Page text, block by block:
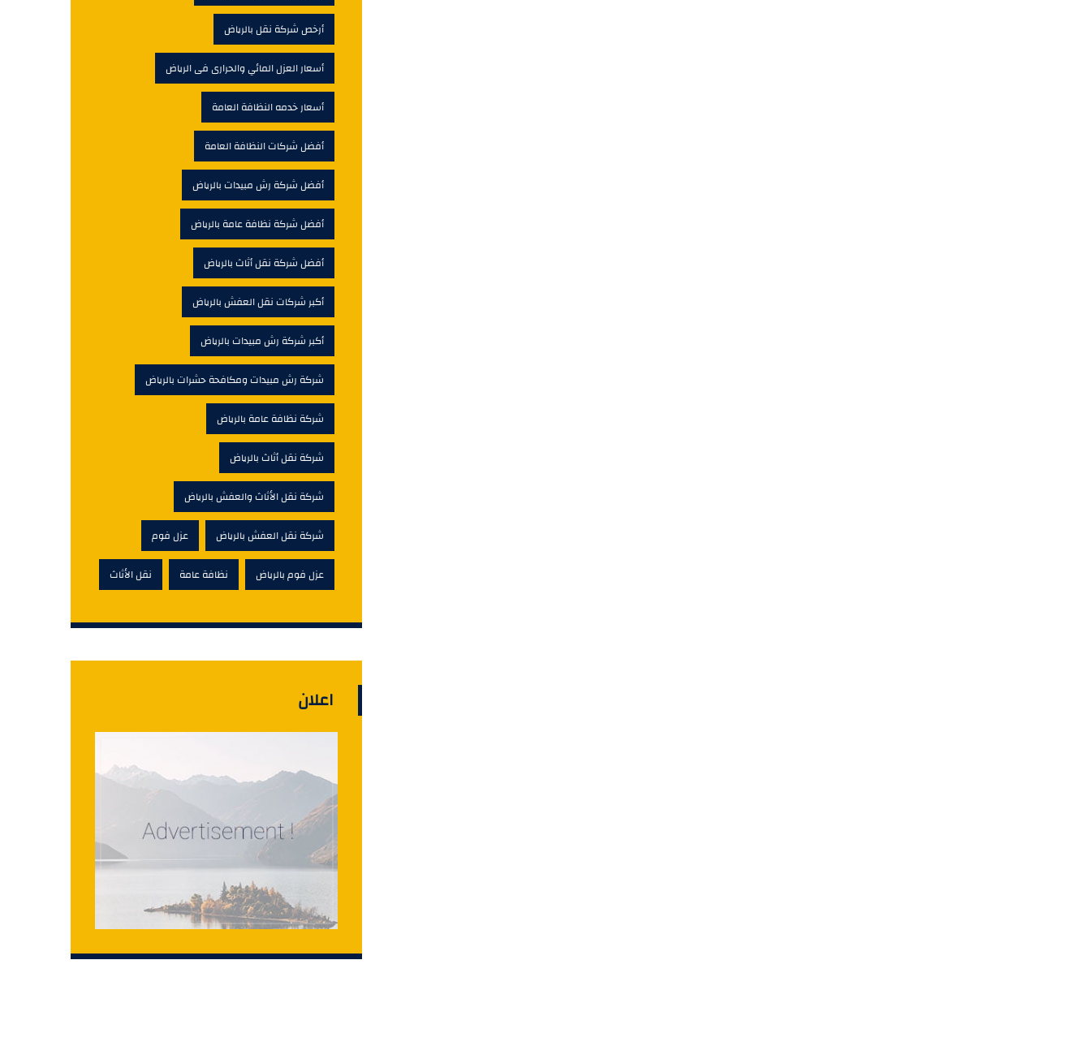
أرخص شركة نقل بالرياض
أسعار العزل المائي والحرارى فى الرياض
أسعار خدمه النظافة العامة
أفضل شركات النظافة العامة
أفضل شركة رش مبيدات بالرياض
أفضل شركة نظافة عامة بالرياض
أفضل شركة نقل أثاث بالرياض
أكبر شركات نقل العفش بالرياض
أكبر شركة رش مبيدات بالرياض
شركة رش مبيدات ومكافحة حشرات بالرياض
شركة نظافة عامة بالرياض
شركة نقل أثاث بالرياض
شركة نقل الأثاث والعفش بالرياض
شركة نقل العفش بالرياض عزل فوم
عزل فوم بالرياض نظافة عامة نقل الأثاث
اعلان